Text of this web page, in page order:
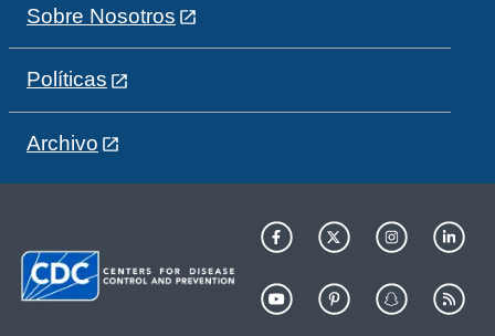
Sobre Nosotros
Políticas
Archivo